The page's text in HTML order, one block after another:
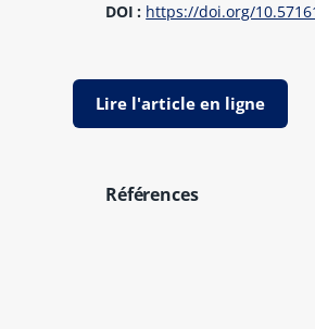
DOI : https://doi.org/
Lire l'article en ligne
Références